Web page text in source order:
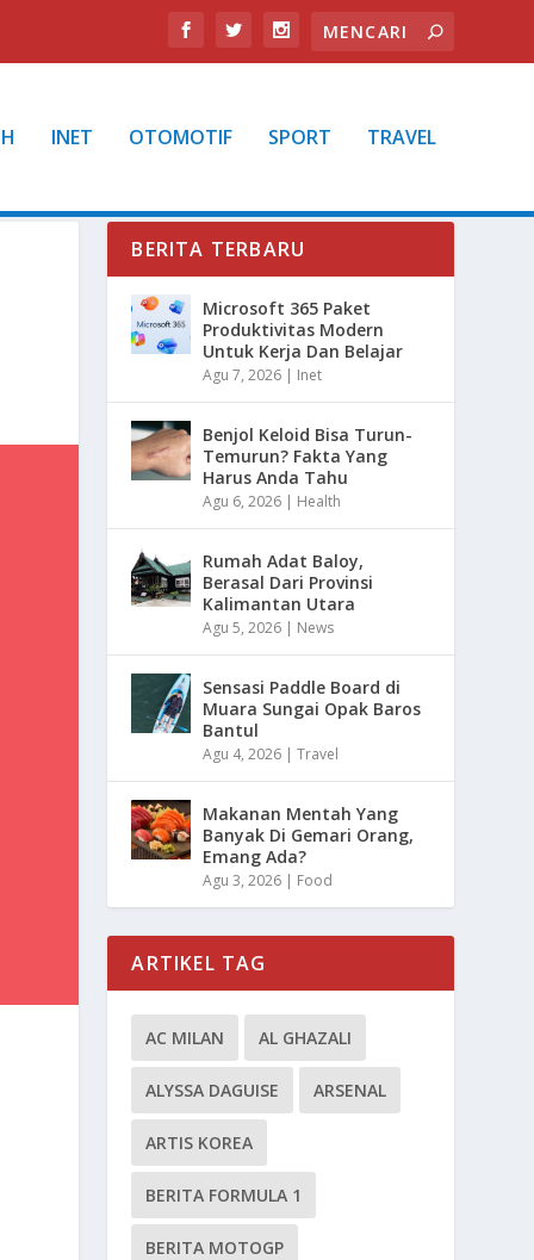
INET OTOMOTIF SPORT TRAVEL
BERITA TERBARU
Microsoft 365 Paket
Produktivitas Modern
Untuk Kerja Dan Belajar
Agu 7, 2026 | Inet
Benjol Keloid Bisa Turun-
Temurun? Fakta Yang
Harus Anda Tahu
Agu 6, 2026 | Health
Rumah Adat Baloy,
Berasal Dari Provinsi
Kalimantan Utara
Agu 5, 2026 | News
Sensasi Paddle Board di
Muara Sungai Opak Baros
Bantul
Agu 4, 2026 |Travel
Makanan Mentah Yang
Banyak Di Gemari Orang,
Emang Ada?
Agu 3, 2026 | Food
ARTIKEL TAG
AC MILAN AL GHAZALI
ALYSSA DAGUISE ARSENAL
ARTIS KOREA
BERITA FORMULA 1
BERITA MOTOGP